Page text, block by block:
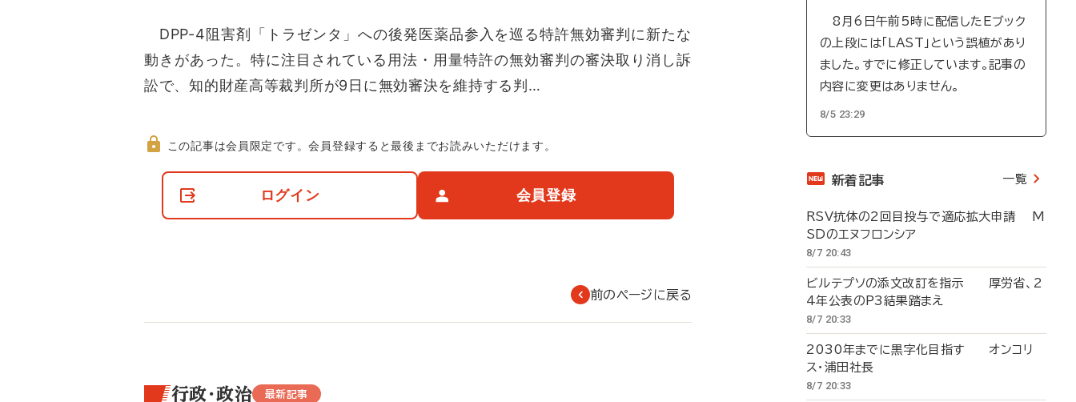
DPP-4阻害剤「トラゼンタ」への後発医薬品参入を巡る特許無効審判に新たな
動きがあった。特に注目されている用法・用量特許の無効審判の審決取り消し訴
訟で、知的財産高等裁判所が9日に無効審決を維持する判…
て
この記事は会員限定です。会員登録すると最後までお読みいただけます。
ログイン 会員登録
前のページに戻る
行政・政治 最新記事
8月6日午前5時に配信したEブック
の上段には「LAST」という誤植があり
ました。すでに修正しています。記事の
内容に変更はありません。
8/5 23:29
新着記事 一覧
RSV抗体の2回目投与で適応拡大申請 M
SDのエヌフロンシア
8/7 20:43
ビルテプソの添文改訂を指示 厚労省、2
4年公表のP3結果踏まえ
8/7 20:33
2030年までに黒字化目指す オンコリ
ス・浦田社長
8/7 20:33